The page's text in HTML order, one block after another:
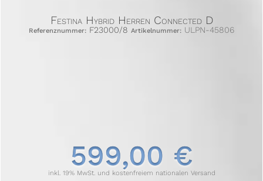
Festina Hybrid Herren Connected D
Referenznummer: F23000/8 Artikelnummer: ULPN-45806
599,00 €
inkl. 19% MwSt. und kostenfreiem nationalen Versand